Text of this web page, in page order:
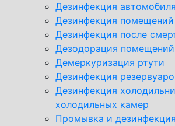
Дезинфекция автомобиля
Дезинфекция помещений
Дезинфекция после
Дезодорация помещений
Демеркуризация ртути
Дезинфекция
Дезинфекция
холодильных камер
Промывка и